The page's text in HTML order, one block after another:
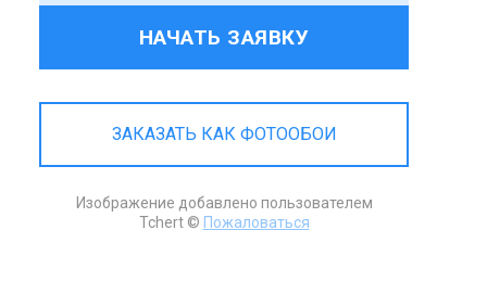
НАЧАТЬ ЗАЯВКУ
ЗАКАЗАТЬ КАК ФОТООБОИ
Изображение добавлено пользователем
Tchert © Пожаловаться